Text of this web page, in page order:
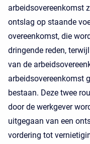
arbeidsovereenkomst
ontslag op staande
overeenkomst, die
dringende reden,
van de
arbeidsovereenkomst
bestaan. Deze twee
door de werkgever
uitgegaan van een
vordering tot